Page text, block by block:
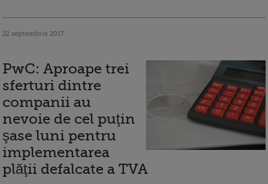
22 septembrie 2017
PwC: Aproape trei
sferturi dintre
companii au
nevoie de cel puţin
şase luni pentru
implementarea
plăţii defalcate a TVA